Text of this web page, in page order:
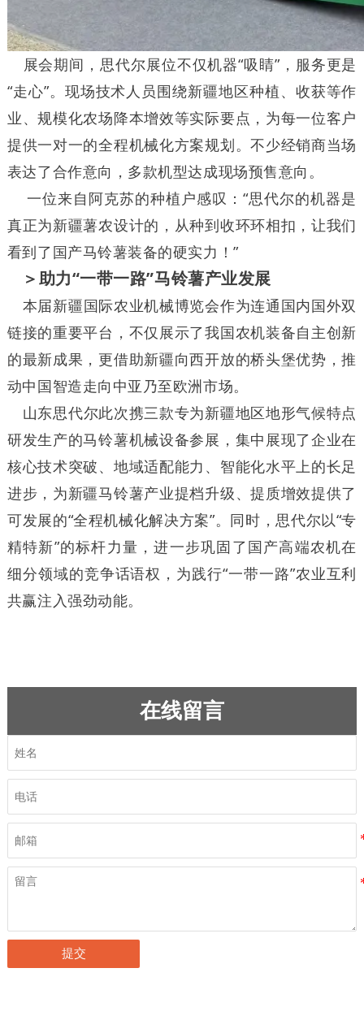
展会期间，思代尔展位不仅机器“吸睛”，服务更是
“走心”。现场技术人员围绕新疆地区种植、收获等作
业、规模化农场降本增效等实际要点，为每一位客户
提供一对一的全程机械化方案规划。不少经销商当场
表达了合作意向，多款机型达成现场预售意向。
一位来自阿克苏的种植户感叹：“思代尔的机器是
真正为新疆薯农设计的，从种到收环环相扣，让我们
看到了国产马铃薯装备的硬实力！”
＞助力“一带一路”马铃薯产业发展
本届新疆国际农业机械博览会作为连通国内国外双
链接的重要平台，不仅展示了我国农机装备自主创新
的最新成果，更借助新疆向西开放的桥头堡优势，推
动中国智造走向中亚乃至欧洲市场。
山东思代尔此次携三款专为新疆地区地形气候特点
研发生产的马铃薯机械设备参展，集中展现了企业在
核心技术突破、地域适配能力、智能化水平上的长足
进步，为新疆马铃薯产业提档升级、提质增效提供了
可发展的“全程机械化解决方案”。同时，思代尔以“专
精特新”的标杆力量，进一步巩固了国产高端农机在
细分领域的竞争话语权，为践行“一带一路”农业互利
共赢注入强劲动能。
在线留言
提交